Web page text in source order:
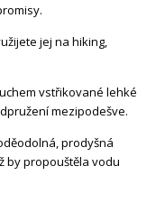
jej na hiking,
vstřikované lehké
mezipodešve.
prodyšná
by propouštěla vodu